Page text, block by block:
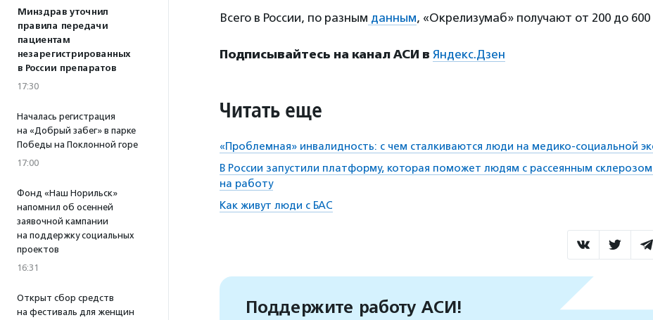
Минздрав уточнил
правила передачи
пациентам
незарегистрированных
в России препаратов
17:30
Началась регистрация
на «Добрый забег» в парке
Победы на Поклонной горе
17:00
Фонд «Наш Норильск»
напомнил об осенней
заявочной кампании
на поддержку социальных
проектов
16:31
Открыт сбор средств
на фестиваль для женщин
Всего в России, по разным данным, «Окрелизумаб» получают от 200 до 600
Подписывайтесь на канал АСИ в Яндекс.Дзен
Читать еще
«Проблемная» инвалидность: с чем сталкиваются люди на медико-социальной
В России запустили платформу, которая поможет людям с рассеянным склерозом
на работу
Как живут люди с БАС
Поддержите работу АСИ!